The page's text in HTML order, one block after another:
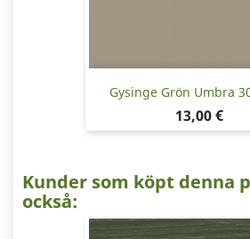
Gysinge Grön Umbra
Pris
13,00 €
Kunder som köpt denna
också: